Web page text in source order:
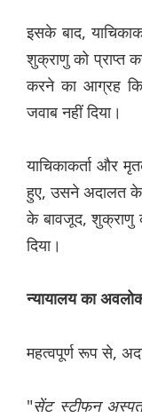
इसके बाद,
शुक्राणु को प्राप्त
करने का आग्रह
जवाब नहीं दिया।
याचिकाकर्ता और
हुए, उसने अदालत के
के बावजूद, शुक्राणु
दिया।
न्यायालय का
महत्वपूर्ण रूप से,
"सेंट स्टीफन